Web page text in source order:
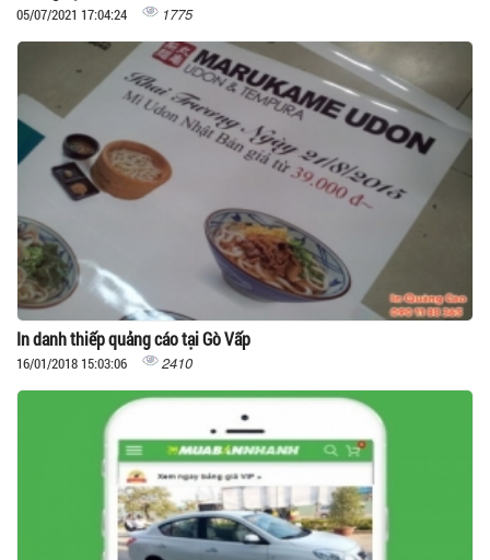
05/07/2021 17:04:24 1775
In danh thiếp quảng cáo tại Gò Vấp
16/01/2018 15:03:06 2410